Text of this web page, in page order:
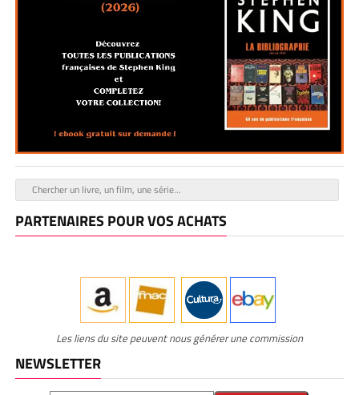
PARTENAIRES POUR VOS ACHATS
Les liens du site peuvent nous générer une commission
NEWSLETTER